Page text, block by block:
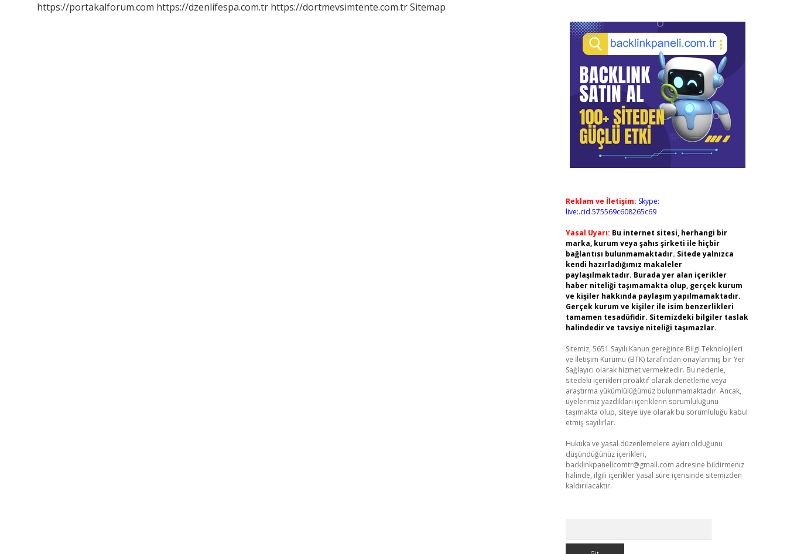
https://portakalforum.com https://dzenlifespa.com.tr https://dortmevsimtente.com.trSitemap
Reklam ve İletişim: Skype:
live:.cid.575569c608265c69
Yasal Uyarı: Bu internet sitesi, herhangi bir
marka, kurum veya şahıs şirketi ile hiçbir
bağlantısı bulunmamaktadır. Sitede yalnızca
kendi hazırladığımız makaleler
paylaşılmaktadır. Burada yer alan içerikler
haber niteliği taşımamakta olup, gerçek kurum
ve kişiler hakkında paylaşım yapılmamaktadır.
Gerçek kurum ve kişiler ile isim benzerlikleri
tamamen tesadüfidir. Sitemizdeki bilgiler taslak
halindedir ve tavsiye niteliği taşımazlar.
Sitemiz, 5651 Sayılı Kanun gereğince Bilgi Teknolojileri
ve İletişim Kurumu (BTK) tarafından onaylanmış bir Yer
Sağlayıcı olarak hizmet vermektedir. Bu nedenle,
sitedeki içerikleri proaktif olarak denetleme veya
araştırma yükümlülüğümüz bulunmamaktadır. Ancak,
üyelerimiz yazdıkları içeriklerin sorumluluğunu
taşımakta olup, siteye üye olarak bu sorumluluğu kabul
etmiş sayılırlar.
Hukuka ve yasal düzenlemelere aykırı olduğunu
düşündüğünüz içerikleri,
backlinkpanelicomtr@gmail.com adresine bildirmeniz
halinde, ilgili içerikler yasal süre içerisinde sitemizden
kaldırılacaktır.